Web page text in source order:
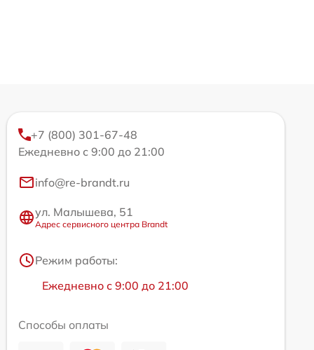
+7 (800) 301-67-48
Ежедневно с 9:00 до 21:00
info@re-brandt.ru
ул. Малышева, 51
Адрес сервисного центра Brandt
Режим работы:
Ежедневно с 9:00 до 21:00
Способы оплаты